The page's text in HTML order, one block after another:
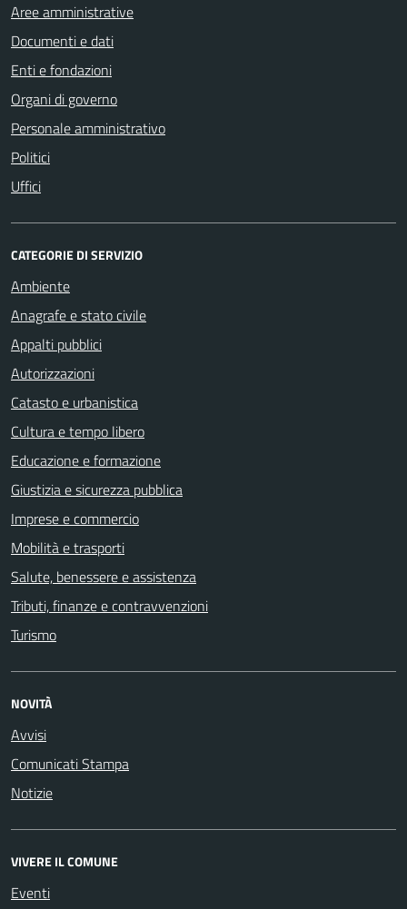
Aree amministrative
Documenti e dati
Enti e fondazioni
Organi di governo
Personale amministrativo
Politici
Uffici
CATEGORIE DI SERVIZIO
Ambiente
Anagrafe e stato civile
Appalti pubblici
Autorizzazioni
Catasto e urbanistica
Cultura e tempo libero
Educazione e formazione
Giustizia e sicurezza pubblica
Imprese e commercio
Mobilità e trasporti
Salute, benessere e assistenza
Tributi, finanze e contravvenzioni
Turismo
NOVITÀ
Avvisi
Comunicati Stampa
Notizie
VIVERE IL COMUNE
Eventi